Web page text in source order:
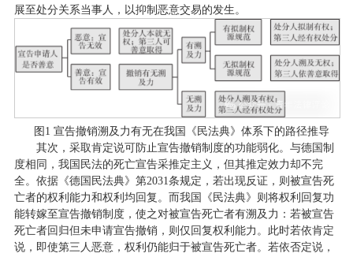
展至处分关系当事人，以抑制恶意交易的发生。
图1 宣告撤销溯及力有无在我国《民法典》体系下的路径推导
其次，采取肯定说可防止宣告撤销制度的功能弱化。与德国制
度相同，我国民法的死亡宣告采推定主义，但其推定效力却不完
全。依据《德国民法典》第2031条规定，若出现反证，则被宣告死
亡者的权利能力和权利均回复。而我国《民法典》则将权利回复功
能转嫁至宣告撤销制度，使之对被宣告死亡者有溯及力：若被宣告
死亡者回归但未申请宣告撤销，则仅回复权利能力。此时若依肯定
说，即使第三人恶意，权利仍能归于被宣告死亡者。若依否定说，